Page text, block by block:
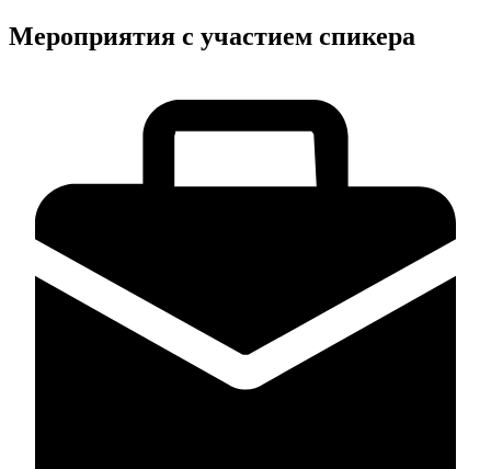
Мероприятия с участием спикера